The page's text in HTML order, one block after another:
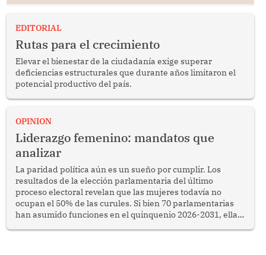
EDITORIAL
Rutas para el crecimiento
Elevar el bienestar de la ciudadanía exige superar
deficiencias estructurales que durante años limitaron el
potencial productivo del país.
OPINION
Liderazgo femenino: mandatos que
analizar
La paridad política aún es un sueño por cumplir. Los
resultados de la elección parlamentaria del último
proceso electoral revelan que las mujeres todavía no
ocupan el 50% de las curules. Si bien 70 parlamentarias
han asumido funciones en el quinquenio 2026-2031, ellas